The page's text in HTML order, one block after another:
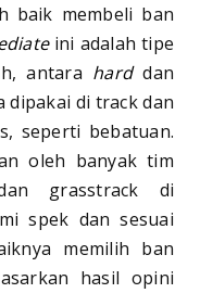
baik membeli ban
ini adalah tipe
antara harddan
dipakai di track dan
seperti bebatuan.
oleh banyak tim
grasstrack di
spek dan sesuai
memilih ban
hasil opini